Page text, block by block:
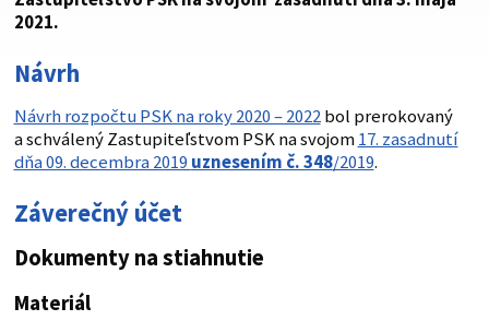
2021.
Návrh
Návrh rozpočtu PSK na roky 2020 – 2022bol prerokovaný
a schválený Zastupiteľstvom PSK na svojom17. zasadnutí
dňa 09. decembra 2019 uznesením č. 348/2019.
Záverečný účet
Dokumenty na stiahnutie
Materiál